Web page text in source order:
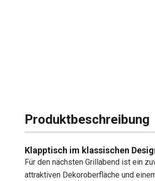
Produktbeschreibung
Klapptisch im klassischen
Für den nächsten Grillabend ist ein
attraktiven Dekoroberfläche und